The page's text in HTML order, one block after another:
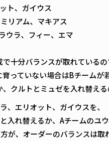
ト、ガイウス
リアム、マキアス
ウラ、フィー、エマ
十分バランスが取れているの
っていない場合はBチームが
クルトとミュゼを入れ替える
、エリオット、ガイウスを、
れ替えるか、Aチームのユウ
が、オーダーのバランスは取